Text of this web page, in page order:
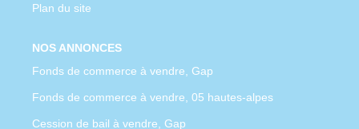
Plan du site
NOS ANNONCES
Fonds de commerce à vendre, Gap
Fonds de commerce à vendre, 05 hautes-alpes
Cession de bail à vendre, Gap